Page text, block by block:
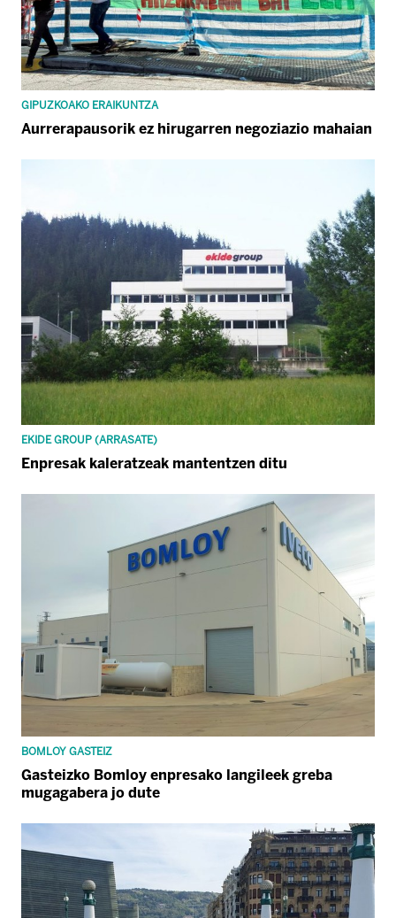
GIPUZKOAKO ERAIKUNTZA
Aurrerapausorik ez hirugarren negoziazio mahaian
EKIDE GROUP (ARRASATE)
Enpresak kaleratzeak mantentzen ditu
BOMLOY GASTEIZ
Gasteizko Bomloy enpresako langileek greba
mugagabera jo dute